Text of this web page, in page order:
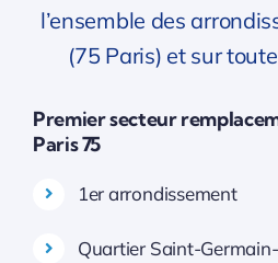
l’ensemble des
(75 Paris) et sur
Premier secteur
Paris 75
1er arrondissement
Quartier Saint-